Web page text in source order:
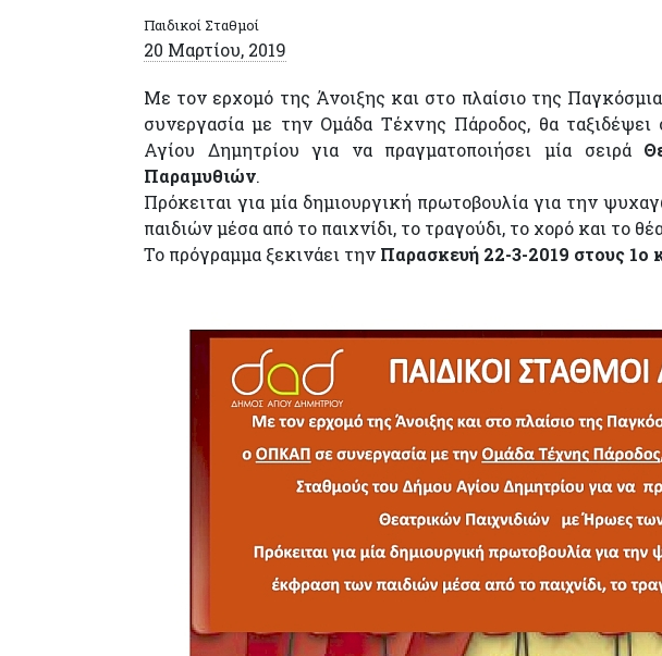
Παιδικοί Σταθμοί
20 Μαρτίου, 2019
Με τον ερχομό της Άνοιξης και στο πλαίσιο της
συνεργασία με την Ομάδα Τέχνης Πάροδος, θα
Αγίου Δημητρίου για να πραγματοποιήσει μία σειρά
Παραμυθιών.
Πρόκειται για μία δημιουργική πρωτοβουλία για την
παιδιών μέσα από το παιχνίδι, το τραγούδι, το χορό και το
Το πρόγραμμα ξεκινάει την Παρασκευή 22-3-2019 στους 1ο